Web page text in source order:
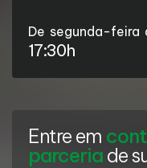
De segunda-
17:30h
Entre em
parceria de